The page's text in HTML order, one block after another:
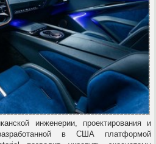
инженерии, проектирования и
в США платформой